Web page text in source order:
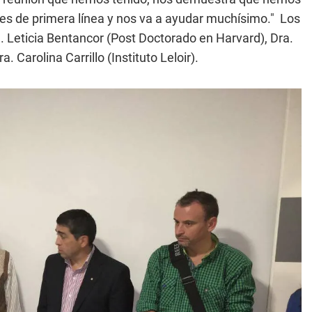
de primera línea y nos va a ayudar muchísimo." Los
Bentancor (Post Doctorado en Harvard), Dra.
Carolina Carrillo (Instituto Leloir).